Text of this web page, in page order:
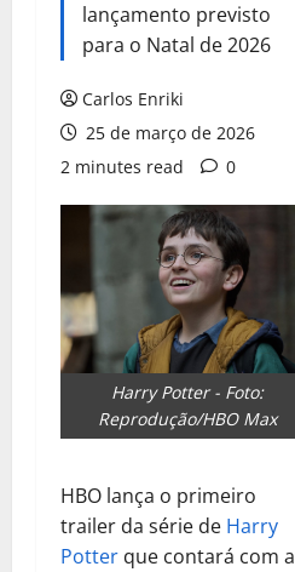
lançamento previsto
para o Natal de 2026
Carlos Enriki
25 de março de 2026
2 minutes read
0
Harry Potter - Foto:
Reprodução/HBO Max
HBO lança o primeiro
trailer da série de Harry
Potter que contará com a